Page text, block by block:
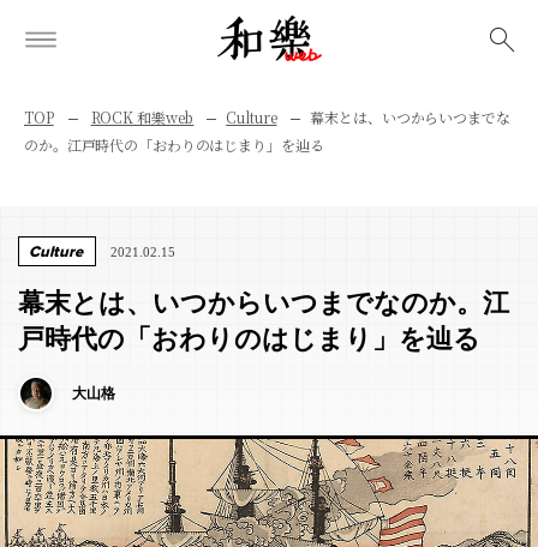
TOP ROCK 和樂web Culture
幕末とは、いつからいつまでな
のか。江戸時代の「おわりのはじまり」を辿る
Culture 2021.02.15
幕末とは、いつからいつまでなのか。江
戸時代の「おわりのはじまり」を辿る
大山格